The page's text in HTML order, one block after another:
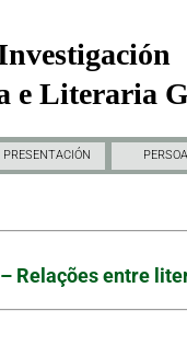
e Literaria
PRESENTACIÓN
Relações entre